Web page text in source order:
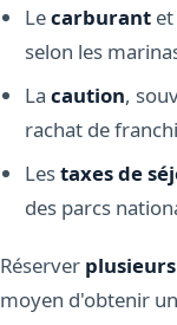
Lecarburantet
selon les
La caution,
rachat de
Lestaxes de
des parcs
Réserver
moyen d'obtenir